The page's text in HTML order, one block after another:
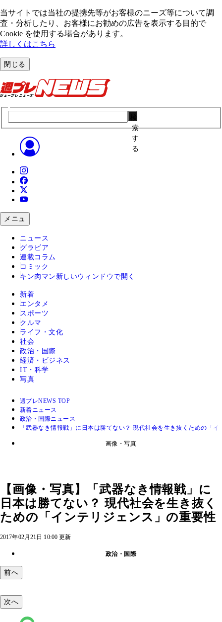
当サイトでは当社の提携先等がお客様のニーズ等について調
査・分析したり、お客様にお勧めの広告を表⽰する⽬的で
Cookie を使⽤する場合があります。
詳しくはこちら
閉じる
索
す
る
メニュ
ニュース
グラビア
連載コラム
コミック
キン肉マン 新しいウィンドウで開く
新着
エンタメ
スポーツ
クルマ
ライフ・文化
社会
政治・国際
経済・ビジネス
IT・科学
写真
週プレNEWS TOP
新着ニュース
政治・国際ニュース
「武器なき情報戦」に日本は勝てない？ 現代社会を生き抜くための「
画像・写真
【画像・写真】「武器なき情報戦」に
日本は勝てない？ 現代社会を生き抜く
ための「インテリジェンス」の重要性
2017年02月21日 10:00 更新
政治・国際
前へ
次へ